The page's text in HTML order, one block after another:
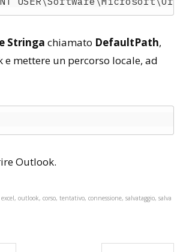
Stringa chiamato DefaultPath,
mettere un percorso locale, ad
Outlook.
outlook, corso, tentativo, connessione, salvataggio, salva